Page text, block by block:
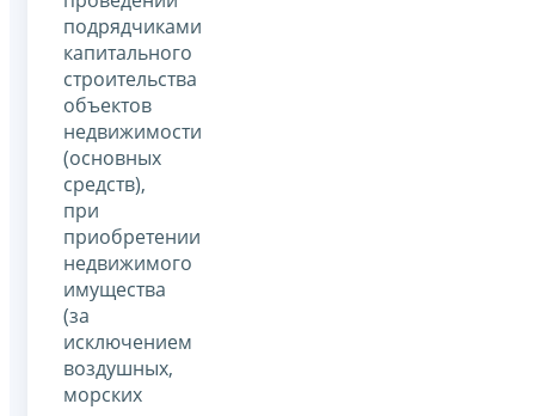
подрядчиками
капитального
строительства
объектов
недвижимости
(основных
средств),
при
приобретении
недвижимого
имущества
(за
исключением
воздушных,
морских